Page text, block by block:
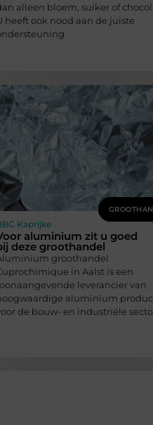
alleen bloem, suiker of
heeft ook nood aan de juiste
Kaprijke
aluminium zit u goed
deze groothandel
groothandel
in Aalst is een
leverancier van
aluminium
de bouw- en industriële